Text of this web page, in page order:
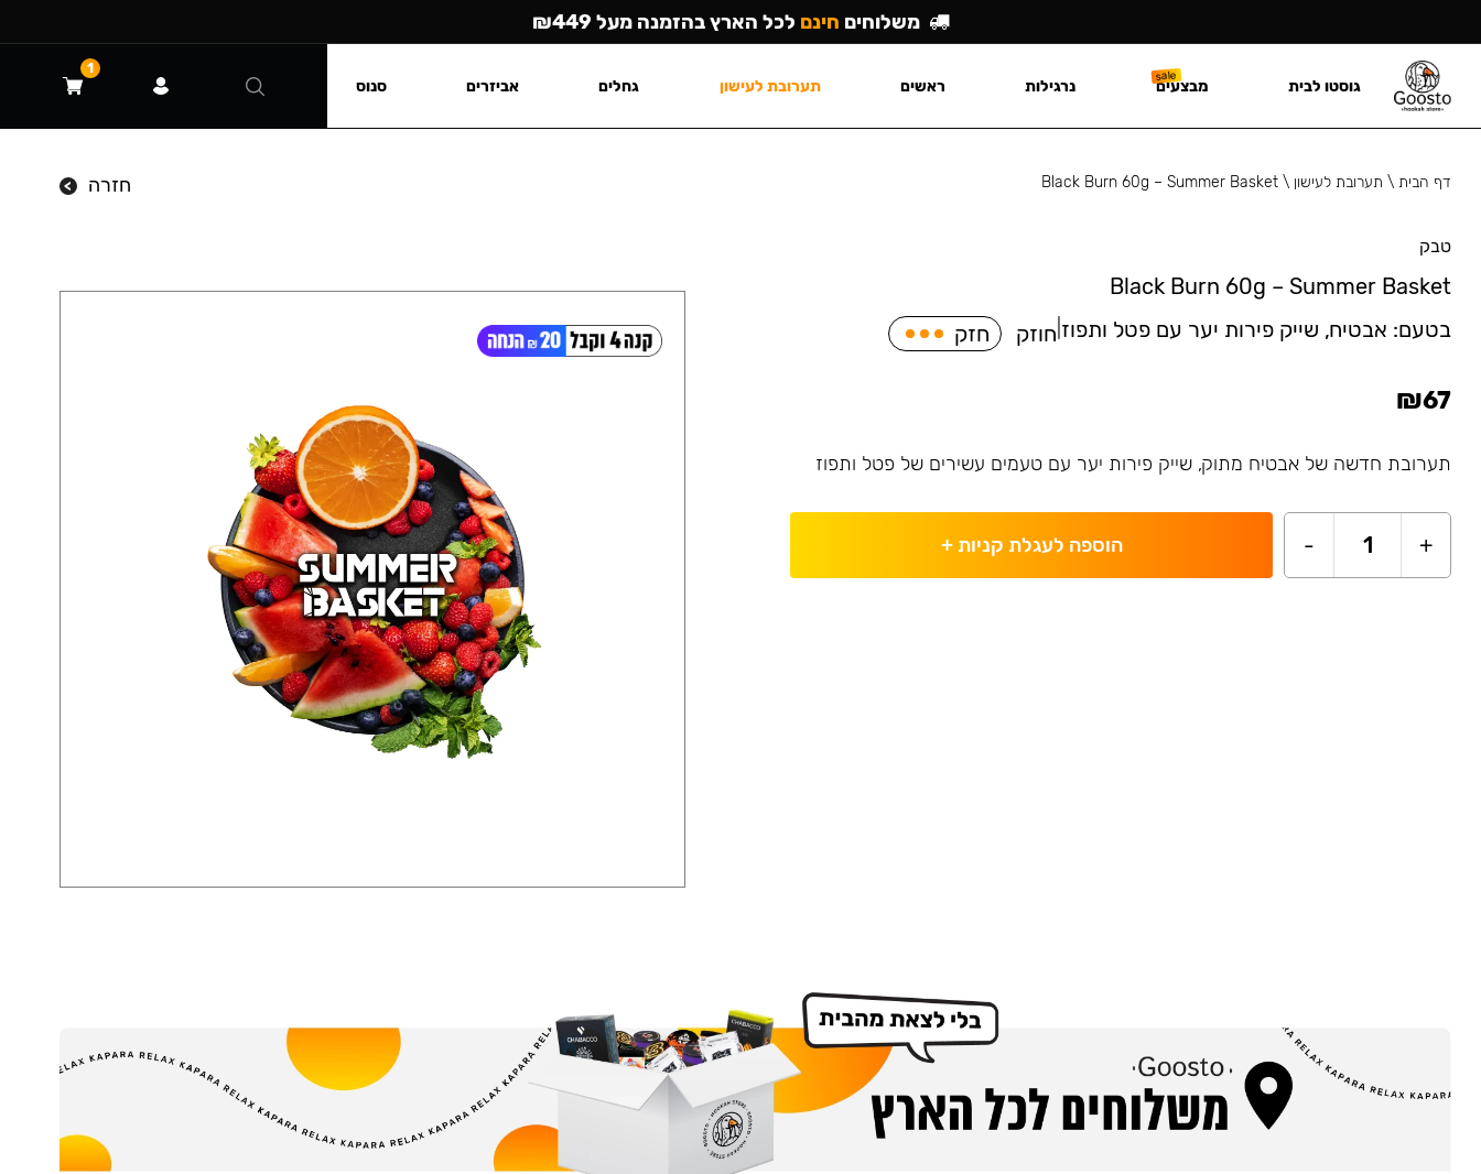
דף הבית\ תערובת לעישון \
Black Burn 60g – Summer Basket חזרה
טבק
Black Burn 60g – Summer Basket
בטעם: אבטיח, שייק פירות יער עם פטל ותפוז חוזק חזק
₪67
תערובת חדשה של אבטיח מתוק, שייק פירות יער עם טעמים עשירים של פטל ותפוז
+
1
- הוספה לעגלת קניות+
משלוחים חינם לכל הארץ בהזמנה מעל ₪449
גוסטו לבית מבצעים נרגילות ראשים תערובת לעישון גחלים אביזרים סנוס
1